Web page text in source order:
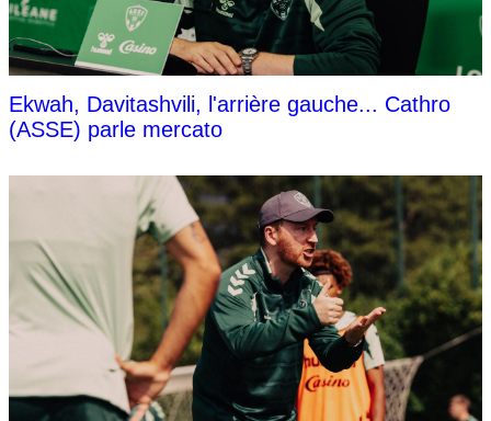
Ekwah, Davitashvili, l'arrière gauche... Cathro
(ASSE) parle mercato